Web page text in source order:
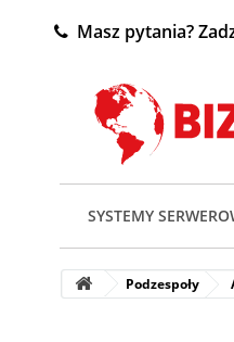
Masz pytania?
SYSTEMY
Podzespoły